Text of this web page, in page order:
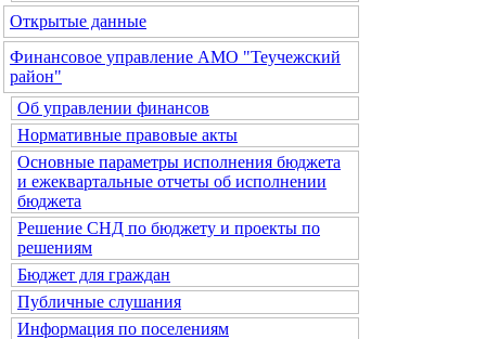
Открытые данные
Финансовое управление АМО "Теучежский
район"
Об управлении финансов
Нормативные правовые акты
Основные параметры исполнения бюджета
и ежеквартальные отчеты об исполнении
бюджета
Решение СНД по бюджету и проекты по
решениям
Бюджет для граждан
Публичные слушания
Информация по поселениям